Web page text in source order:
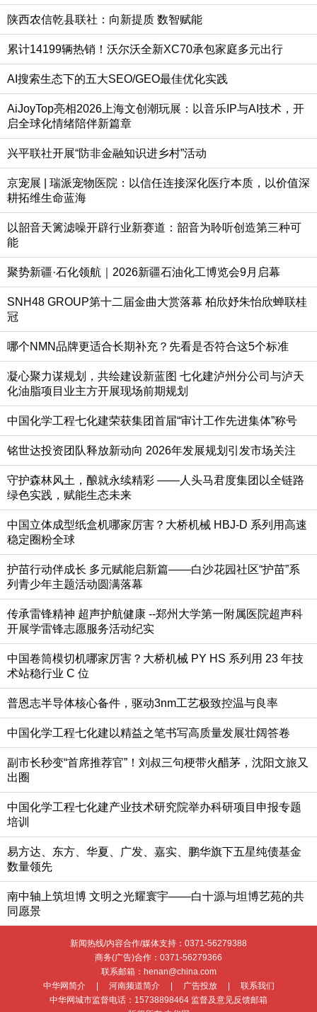
陕西农信乾县联社：向新提质 数智赋能
累计14199辆热销！沃尔沃全新XC70承包家庭多元出行
AI搜索生态下的五大SEO/GEO最佳优化实践
AiJoyTop亮相2026上海文创潮玩展：以音乐IP与AI技术，开
启全球化情绪陪伴新篇章
兴平联社开展“防非金融知识进乡村”活动
京宠展 | 瑞派宠物医院：以信任连接深化医疗本质，以价值深
耕拓维生命蓝海
以韶音天篱滤噪开辟行业新赛道：韶音为聆听创造第三种可
能
聚势新疆·石化领航｜2026新疆石油化工博览会9月启幕
SNH48 GROUP第十二届金曲大赏落幕 柏欣妤朱怡欣蝉联桂
冠
哪个NMN品牌更适合长期补充？先看是否符合这5个标准
凝心聚力谋规划，共绘建设新蓝图 七化建泸州分公司与泸天
化油脂项目业主方开展现场前期规划
中国化学工程七化建荣获集团首届“审计工作先进集体”称号
铭世达投资团队释放新动向 2026年发展规划引发市场关注
守护森林风土，酿就永续精彩 ——人头马君度集团以全链路
绿色实践，赋能生态未来
中国立体成型纸盒机哪家厉害？大桥机械 HBJ-D 系列用高速
稳定圈粉全球
护苗行动伴成长 多元赋能启新篇——白沙花园社区“护苗”系
列青少年主题活动圆满落幕
传承雷锋精神 超声护航健康 ​--郑州大学第一附属医院超声科
开展学雷锋志愿服务活动纪实
中国卷筒模切机哪家厉害？大桥机械 PY HS 系列用 23 年技
术站稳行业 C 位
普恩志半导体核心备件，驱动3nm工艺极致控温与良率
中国化学工程七化建以精益之笔书写高质量发展壮阔答卷
副市长秒变“首席推荐官”！刘叔三句梗带火醋茅，沈阳文旅又
出圈
中国化学工程七化建产业技术研究院举办科研项目申报专题
培训
易方达、东方、华夏、广发、嘉实、鹏华旗下五星纯债基金
数量领先
南中轴上筑坦博 文明之光耀寰宇——白十源与坦博艺苑的共
同愿景
新闻热线/内容合作/媒体支持： 0371-56279388
商务(广告)合作： 0371-56279366
联系邮箱：henan@china.com
中华网简介
河南频道简介 广告投放
联系我们
中华网城市监督电话： 15738898464 监督及意见反馈邮箱